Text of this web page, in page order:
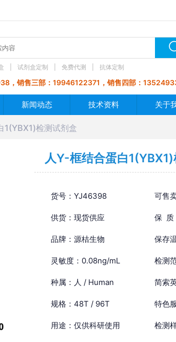
试剂盒定制 免费代测 抗体定制
，销售三部：19946122371，销售四部：
新闻动态 技术资料 关于
1(YBX1)检测试剂盒
人Y-框结合蛋白
货号：YJ46398 可售
供货：现货供应 保 质
品牌：源桔生物 保存
灵敏度：0.08ng/mL 检测
种属：人 / Human 简索
规格：48T / 96T 特色
用途：仅供科研使用 检测